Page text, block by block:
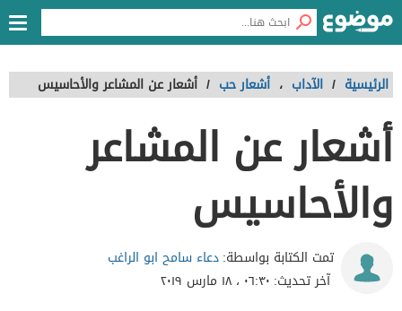
الرئيسية / الآداب ، أشعار حب / أشعار عن المشاعر والأحاسيس
أشعار عن المشاعر
والأحاسيس
تمت الكتابة بواسطة:دعاء سامح ابو الراغب
آخر تحديث: ٠٦:٣٠ ، ١٨ مارس ٢٠١٩